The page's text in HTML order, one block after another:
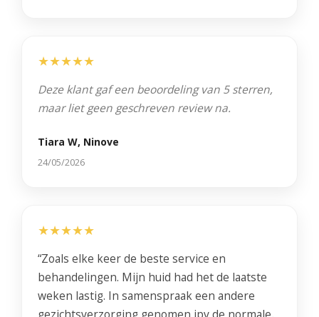
★★★★★
Deze klant gaf een beoordeling van 5 sterren,
maar liet geen geschreven review na.
Tiara W, Ninove
24/05/2026
★★★★★
“Zoals elke keer de beste service en
behandelingen. Mijn huid had het de laatste
weken lastig. In samenspraak een andere